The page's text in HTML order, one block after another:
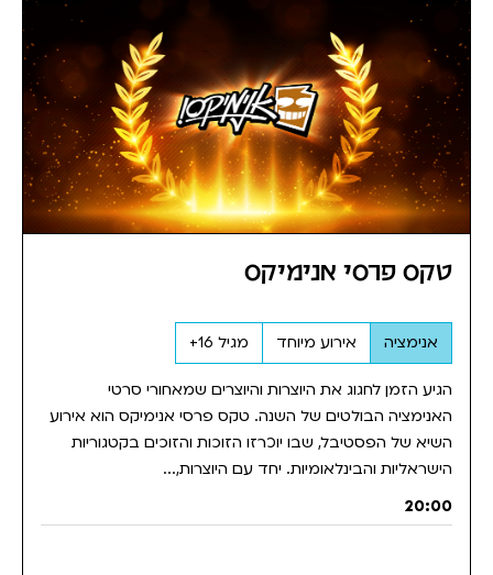
טקס פרסי אנימיקס
אנימציה אירוע מיוחד מגיל 16+
הגיע הזמן לחגוג את היוצרות והיוצרים שמאחורי סרטי
האנימציה הבולטים של השנה. טקס פרסי אנימיקס הוא אירוע
השיא של הפסטיבל, שבו יוכרזו הזוכות והזוכים בקטגוריות
הישראליות והבינלאומיות. יחד עם היוצרות,...
20:00